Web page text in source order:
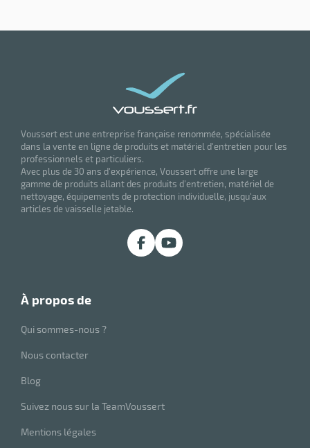
Voussert est une entreprise française renommée, spécialisée
dans la vente en ligne de produits et matériel d'entretien pour les
professionnels et particuliers.
Avec plus de 30 ans d'expérience, Voussert offre une large
gamme de produits allant des produits d'entretien, matériel de
nettoyage, équipements de protection individuelle, jusqu'aux
articles de vaisselle jetable.
à propos de
Qui sommes-nous ?
Nous contacter
Blog
Suivez nous sur la TeamVoussert
Mentions légales